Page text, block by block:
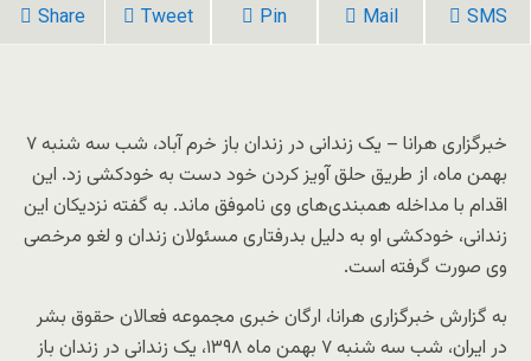
Share Tweet Pin Mail SMS
خبرگزاری هرانا – یک زندانی در زندان باز خرم آباد، شب سه شنبه ۷
بهمن ماه، از طریق حلق آویز کردن خود دست به خودکشی زد. این
اقدام با مداخله همبندی‌های وی ناموفق ماند. به گفته نزدیکان این
زندانی، خودکشی او به دلیل بدرفتاری مسئولان زندان و لغو مرخصی
وی صورت گرفته است.
به گزارش خبرگزاری هرانا، ارگان خبری مجموعه فعالان حقوق بشر
در ایران، شب سه شنبه ۷ بهمن ماه ۱۳۹۸، یک زندانی در زندان باز